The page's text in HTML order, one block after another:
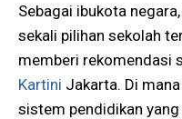
Sebagai ibukota
sekali pilihan sekolah
memberi rekomendasi
Kartini Jakarta. Di
sistem pendidikan